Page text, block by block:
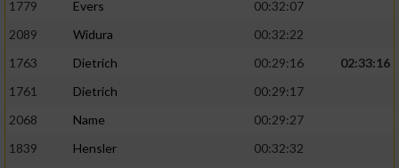
1779
Evers
00:32:07
2089
Widura
00:32:22
1763
Dietrich 00:29:16
02:33:16
1761
Dietrich
00:29:17
2068
Name
00:29:27
1839
Hensler
00:32:32
Analyse von Zielgruppen durch Statistiken
oder Kombinationen von Daten aus
verschiedenen Quellen